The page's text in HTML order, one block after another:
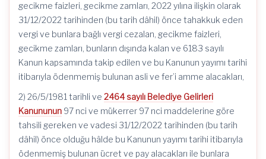
gecikme faizleri, gecikme zamları, 2022 yılına ilişkin olarak
31/12/2022 tarihinden (bu tarih dâhil) önce tahakkuk eden
vergi ve bunlara bağlı vergi cezalan, gecikme faizleri,
gecikme zamları, bunların dışında kalan ve 6183 sayılı
Kanun kapsamında takip edilen ve bu Kanunun yayımı tarihi
itibarıyla ödenmemiş bulunan asli ve fer’i amme alacakları,
2) 26/5/1981 tarihli ve 2464 sayılı Belediye Gelirleri
Kanununun 97 nci ve mükerrer 97 nci maddelerine göre
tahsili gereken ve vadesi 31/12/2022 tarihinden (bu tarih
dâhil) önce olduğu hâlde bu Kanunun yayımı tarihi itibarıyla
ödenmemiş bulunan ücret ve pay alacakları ile bunlara